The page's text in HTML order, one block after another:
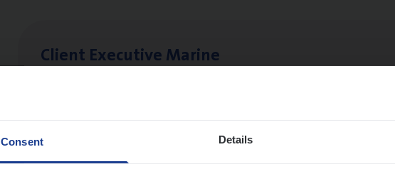
Consent Details
Client Exe­cu­ti­ve Marine